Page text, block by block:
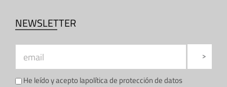
NEWSLETTER
He leído y acepto lapolítica de protección de datos